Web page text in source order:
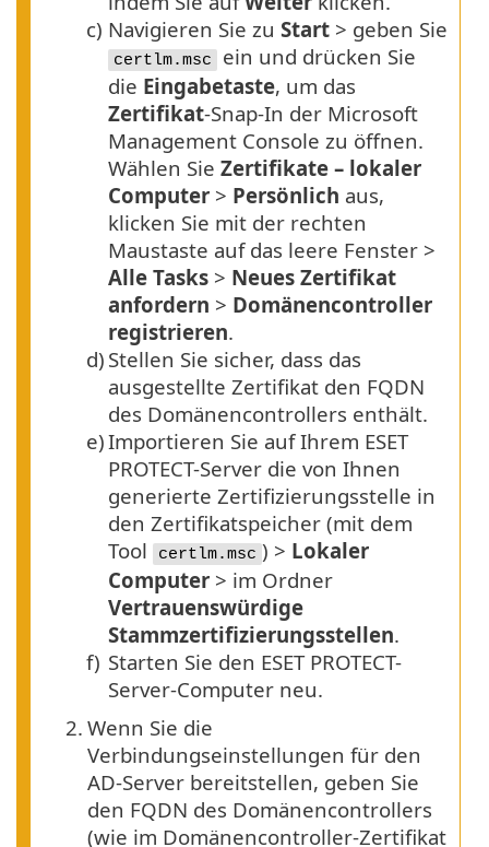
c) Navigieren Sie zu Start > geben Sie
certlm.msc
ein und drücken Sie
die Eingabetaste, um das
Zertifikat-Snap-In der Microsoft
Management Console zu öffnen.
Wählen Sie Zertifikate – lokaler
Computer > Persönlich aus,
klicken Sie mit der rechten
Maustaste auf das leere Fenster >
Alle Tasks > Neues Zertifikat
anfordern > Domänencontroller
registrieren.
d) Stellen Sie sicher, dass das
ausgestellte Zertifikat den FQDN
des Domänencontrollers enthält.
e)Importieren Sie auf Ihrem ESET
PROTECT-Server die von Ihnen
generierte Zertifizierungsstelle in
den Zertifikatspeicher (mit dem
Tool
certlm.msc ) > Lokaler
Computer > im Ordner
Vertrauenswürdige
Stammzertifizierungsstellen.
f) Starten Sie den ESET PROTECT-
Server-Computer neu.
2. Wenn Sie die
Verbindungseinstellungen für den
AD-Server bereitstellen, geben Sie
den FQDN des Domänencontrollers
(wie im Domänencontroller-Zertifikat